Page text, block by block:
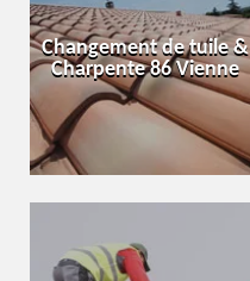
Changement de tuile &
Charpente 86 Vienne